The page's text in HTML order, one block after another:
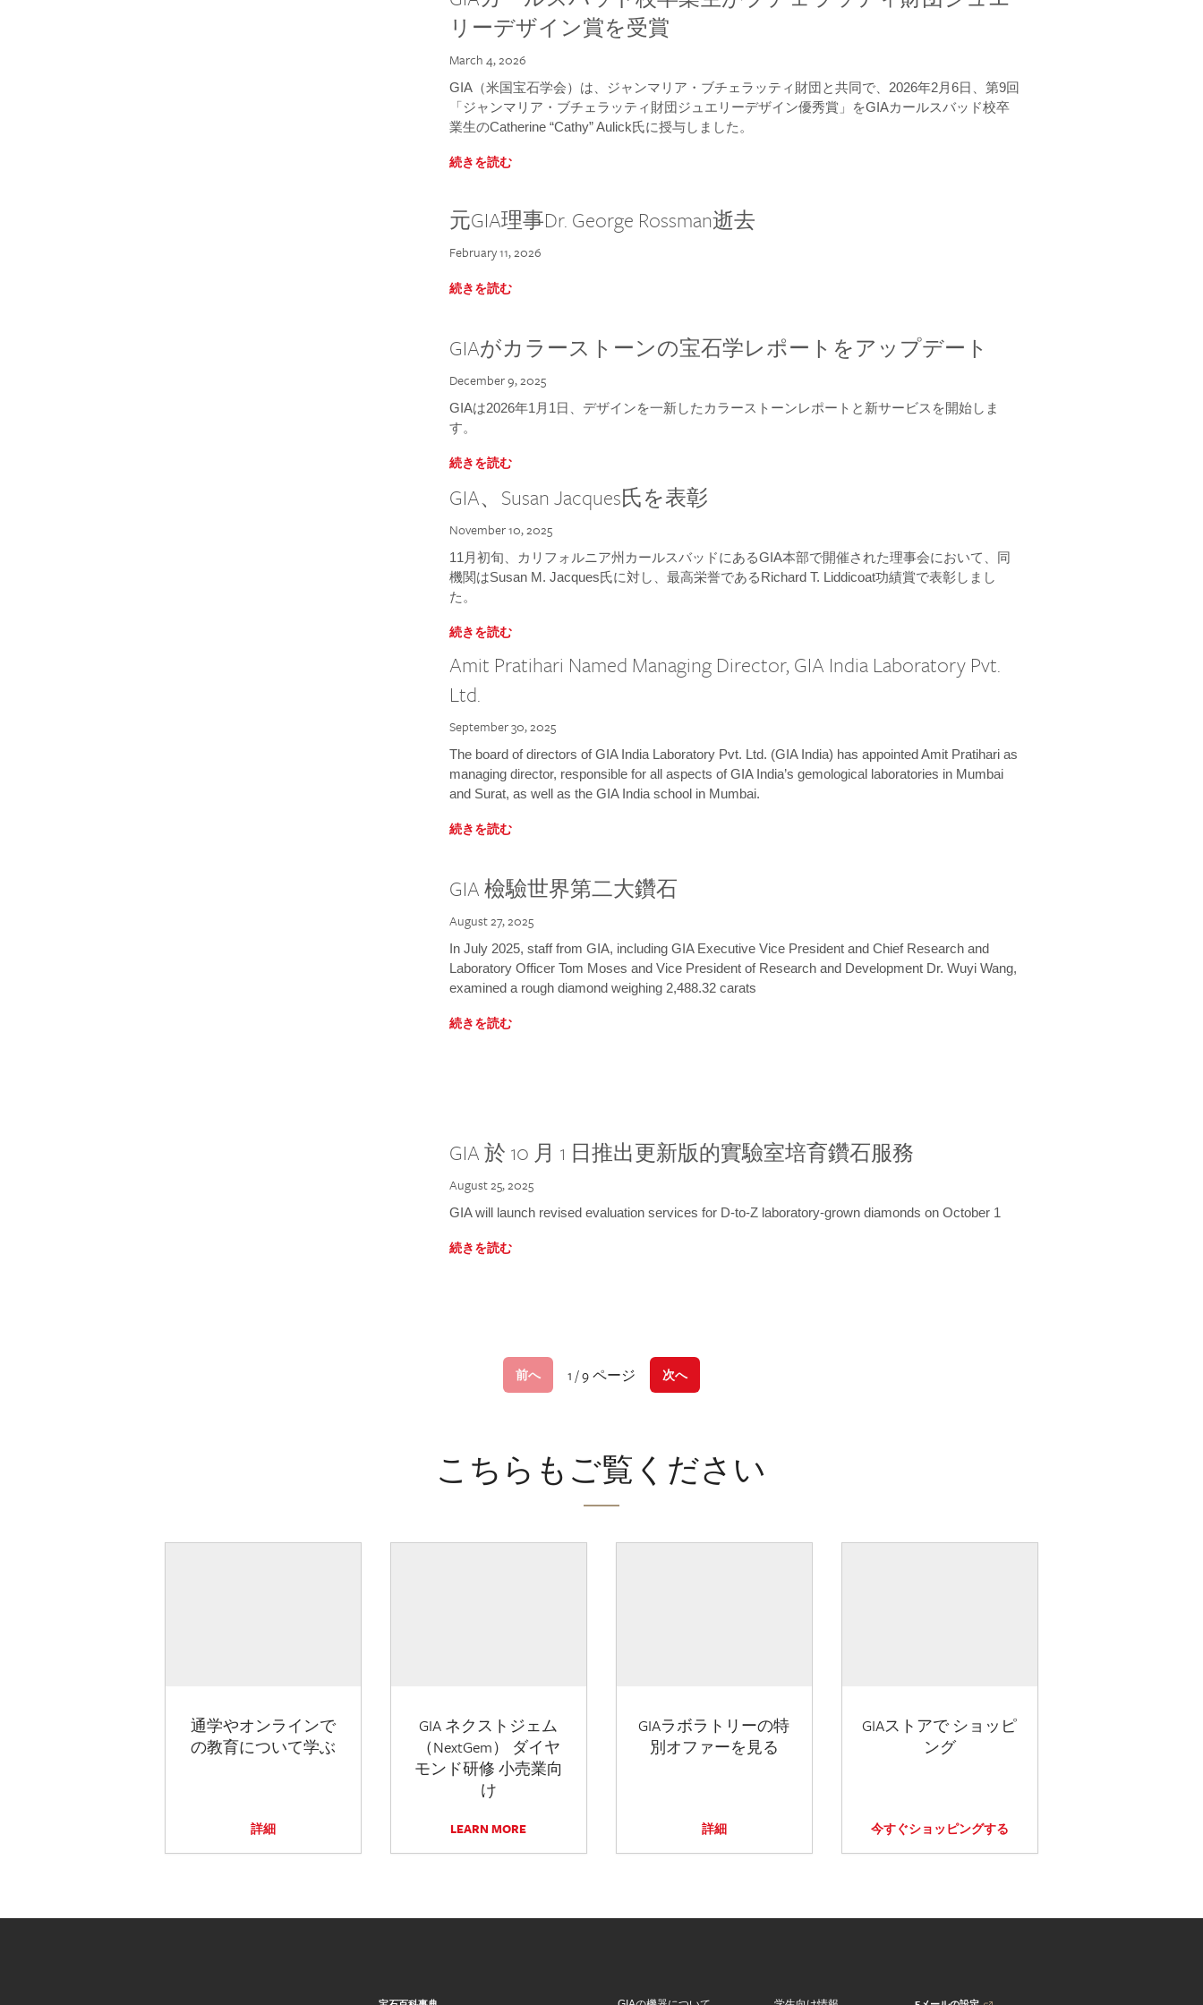
リーデザイン賞を受賞
March 4, 2026
GIA（米国宝石学会）は、ジャンマリア・ブチェラッティ財団と共同で、2026年2月6日、第9回
「ジャンマリア・ブチェラッティ財団ジュエリーデザイン優秀賞」をGIAカールスバッド校卒
業生のCatherine “Cathy” Aulick氏に授与しました。
続きを読む
元GIA理事Dr. George Rossman逝去
February 11, 2026
続きを読む
GIAがカラーストーンの宝石学レポートをアップデート
December 9, 2025
GIAは2026年1月1日、デザインを一新したカラーストーンレポートと新サービスを開始しま
す。
続きを読む
GIA、Susan Jacques氏を表彰
November 10, 2025
11月初旬、カリフォルニア州カールスバッドにあるGIA本部で開催された理事会において、同
機関はSusan M. Jacques氏に対し、最高栄誉であるRichard T. Liddicoat功績賞で表彰しまし
た。
続きを読む
Amit Pratihari Named Managing Director, GIA India Laboratory Pvt.
Ltd.
September 30, 2025
The board of directors of GIA India Laboratory Pvt. Ltd. (GIA India) has appointed Amit Pratihari as
managing director, responsible for all aspects of GIA India’s gemological laboratories in Mumbai
and Surat, as well as the GIA India school in Mumbai.
続きを読む
GIA 檢驗世界第二大鑽石
August 27, 2025
In July 2025, staff from GIA, including GIA Executive Vice President and Chief Research and
Laboratory Officer Tom Moses and Vice President of Research and Development Dr. Wuyi Wang,
examined a rough diamond weighing 2,488.32 carats
続きを読む
GIA 於 10 月 1 日推出更新版的實驗室培育鑽石服務
August 25, 2025
GIA will launch revised evaluation services for D-to-Z laboratory-grown diamonds on October 1
続きを読む
前へ 1 / 9 ページ 次へ
こちらもご覧ください
通学やオンラインで
の教育について学ぶ
詳細
GIA ネクストジェム
（NextGem） ダイヤ
モンド研修 小売業向
け
LEARN MORE
GIAラボラトリーの特
別オファーを見る
詳細
GIAストアで ショッピ
ング
今すぐショッピングする